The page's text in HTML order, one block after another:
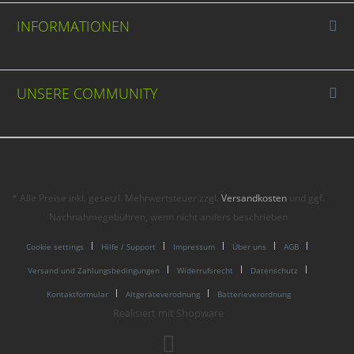
INFORMATIONEN
UNSERE COMMUNITY
* Alle Preise inkl. gesetzl. Mehrwertsteuer zzgl.Versandkosten und ggf.
Nachnahmegebühren, wenn nicht anders beschrieben
Cookie settings Hilfe / Support Impressum Über uns AGB
Versand und Zahlungsbedingungen Widerrufsrecht Datenschutz
Kontaktformular Altgeräteverodnung Batterieverordnung
Realisiert mit Shopware